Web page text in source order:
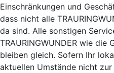
Einschränkungen und
dass nicht alle
da sind. Alle sonstigen
TRAURINGWUNDER wie die
bleiben gleich. Sofern Ihr
aktuellen Umstände nicht